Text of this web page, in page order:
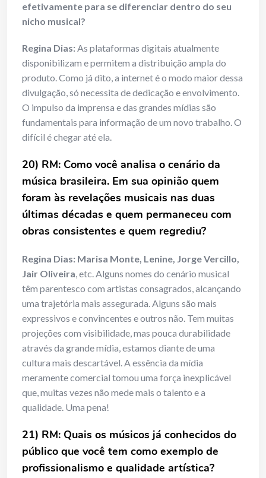
efetivamente para se diferenciar dentro do seu
nicho musical?
Regina Dias:As plataformas digitais atualmente
disponibilizam e permitem a distribuição ampla do
produto. Como já dito, a internet é o modo maior dessa
divulgação, só necessita de dedicação e envolvimento.
O impulso da imprensa e das grandes mídias são
fundamentais para informação de um novo trabalho. O
difícil é chegar até ela.
20) RM: Como você analisa o cenário da
música brasileira. Em sua opinião quem
foram às revelações musicais nas duas
últimas décadas e quem permaneceu com
obras consistentes e quem regrediu?
Regina Dias: Marisa Monte, Lenine, Jorge Vercillo,
Jair Oliveira, etc. Alguns nomes do cenário musical
têm parentesco com artistas consagrados, alcançando
uma trajetória mais assegurada. Alguns são mais
expressivos e convincentes e outros não. Tem muitas
projeções com visibilidade, mas pouca durabilidade
através da grande mídia, estamos diante de uma
cultura mais descartável. A essência da mídia
meramente comercial tomou uma força inexplicável
que, muitas vezes não mede mais o talento e a
qualidade. Uma pena!
21) RM: Quais os músicos já conhecidos do
público que você tem como exemplo de
profissionalismo e qualidade artística?